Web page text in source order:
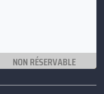
NON RÉSERVABLE